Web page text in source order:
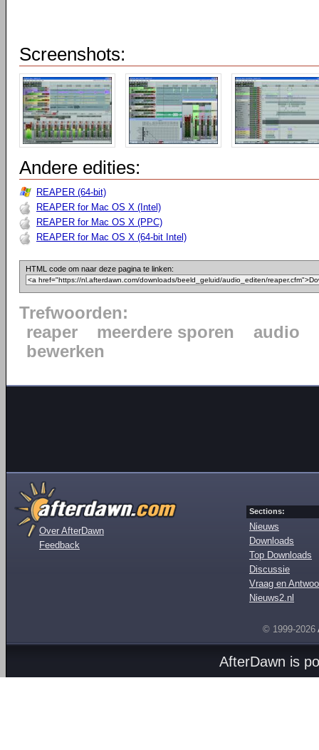
Screenshots:
Andere edities:
REAPER (64-bit)
REAPER for Mac OS X (Intel)
REAPER for Mac OS X (PPC)
REAPER for Mac OS X (64-bit Intel)
HTML code om naar deze pagina te linken:
Trefwoorden:
reaper
meerdere sporen
audio
bewerken
Over AfterDawn
Feedback
Sections:
Nieuws
Downloads
Top Downloads
Discussie
Vraag en
Nieuws2.nl
© 1999-2026
AfterDawn is